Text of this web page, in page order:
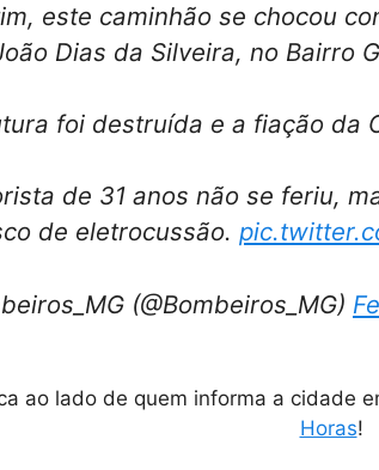
este caminhão se chocou
Dias da Silveira, no Bairro
foi destruída e a fiação da
de 31 anos não se feriu,
de eletrocussão.
(@Bombeiros_MG)
ao lado de quem informa a cidade
Horas!